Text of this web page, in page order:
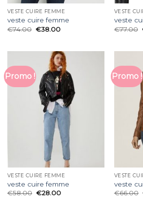
VESTE CUIRE FEMME
veste cuire femme
€74.00 €38.00
VESTE
veste
€77.00
Promo !
VESTE CUIRE FEMME
veste cuire femme
€58.00 €28.00
Promo !
VESTE
veste
€66.00